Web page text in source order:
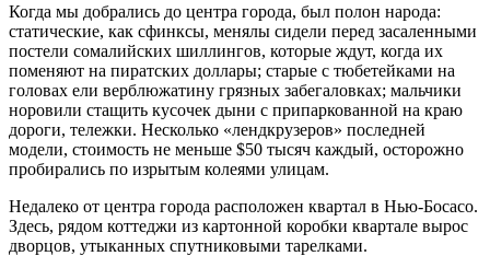
Когда мы добрались до центра города, был полон народа:
статические, как сфинксы, менялы сидели перед засаленными
постели сомалийских шиллингов, которые ждут, когда их
поменяют на пиратских доллары; старые с тюбетейками на
головах ели верблюжатину грязных забегаловках; мальчики
норовили стащить кусочек дыни с припаркованной на краю
дороги, тележки. Несколько «лендкрузеров» последней
модели, стоимость не меньше $50 тысяч каждый, осторожно
пробирались по изрытым колеями улицам.
Недалеко от центра города расположен квартал в Нью-Босасо.
Здесь, рядом коттеджи из картонной коробки квартале вырос
дворцов, утыканных спутниковыми тарелками.